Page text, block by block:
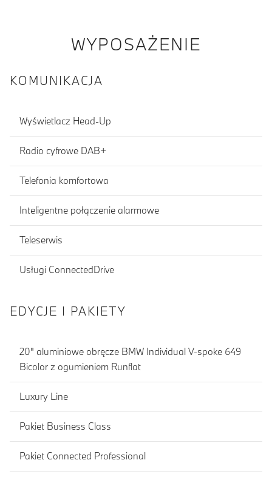
WYPOSAŻENIE
KOMUNIKACJA
Wyświetlacz Head-Up
Radio cyfrowe DAB+
Telefonia komfortowa
Inteligentne połączenie alarmowe
Teleserwis
Usługi ConnectedDrive
EDYCJE I PAKIETY
20" aluminiowe obręcze BMW Individual V-spoke 649
Bicolor z ogumieniem Runflat
Luxury Line
Pakiet Business Class
Pakiet Connected Professional